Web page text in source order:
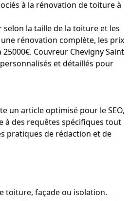
à la rénovation de toiture à
selon la taille de la toiture et les
rénovation complète, les prix
Couvreur Chevigny Saint
et détaillés pour
un article optimisé pour le SEO,
des requêtes spécifiques tout
pratiques de rédaction et de
toiture, façade ou isolation.